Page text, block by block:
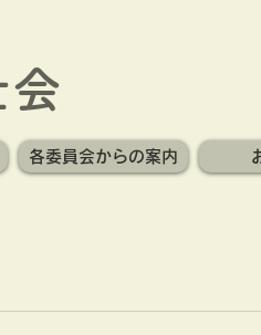
各委員会からの案内